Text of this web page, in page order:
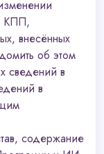
КПП,
внесённых
об этом
сведений в
в
содержание